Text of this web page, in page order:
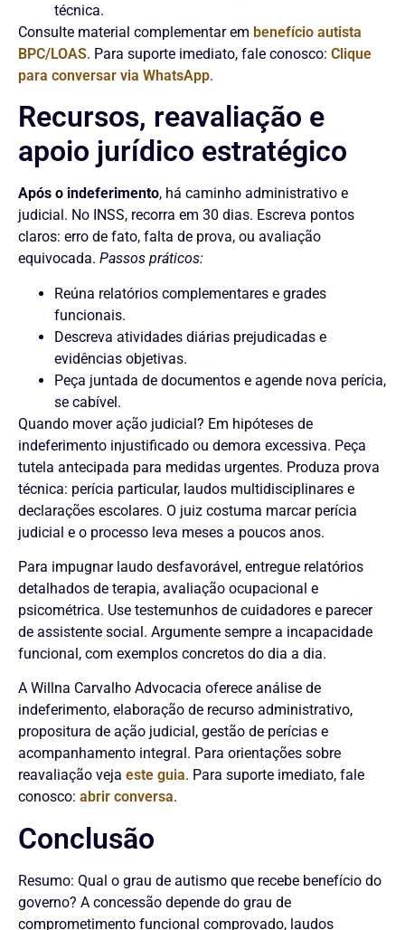
técnica.
Consulte material complementar em benefício autista
BPC/LOAS. Para suporte imediato, fale conosco: Clique
para conversar via WhatsApp.
Recursos, reavaliação e
apoio jurídico estratégico
Após o indeferimento, há caminho administrativo e
judicial. No INSS, recorra em 30 dias. Escreva pontos
claros: erro de fato, falta de prova, ou avaliação
equivocada. Passos práticos:
Reúna relatórios complementares e grades
funcionais.
Descreva atividades diárias prejudicadas e
evidências objetivas.
Peça juntada de documentos e agende nova perícia,
se cabível.
Quando mover ação judicial? Em hipóteses de
indeferimento injustificado ou demora excessiva. Peça
tutela antecipada para medidas urgentes. Produza prova
técnica: perícia particular, laudos multidisciplinares e
declarações escolares. O juiz costuma marcar perícia
judicial e o processo leva meses a poucos anos.
Para impugnar laudo desfavorável, entregue relatórios
detalhados de terapia, avaliação ocupacional e
psicométrica. Use testemunhos de cuidadores e parecer
de assistente social. Argumente sempre a incapacidade
funcional, com exemplos concretos do dia a dia.
A Willna Carvalho Advocacia oferece análise de
indeferimento, elaboração de recurso administrativo,
propositura de ação judicial, gestão de perícias e
acompanhamento integral. Para orientações sobre
reavaliação veja este guia. Para suporte imediato, fale
conosco: abrir conversa.
Conclusão
Resumo: Qual o grau de autismo que recebe benefício do
governo? A concessão depende do grau de
comprometimento funcional comprovado, laudos